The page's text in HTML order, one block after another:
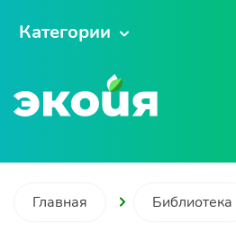
Категории
Главная Библиотека